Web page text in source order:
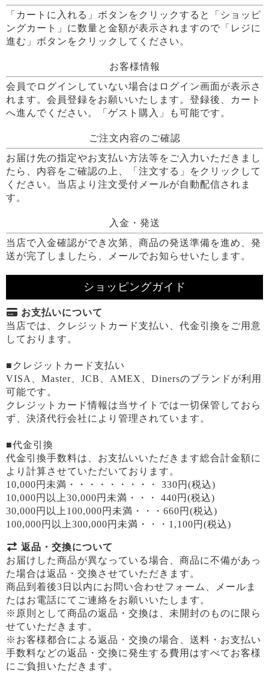
「カートに入れる」ボタンをクリックすると「ショッピ
ングカート」に数量と金額が表示されますので「レジに
進む」ボタンをクリックしてください。
お客様情報
会員でログインしていない場合はログイン画面が表示さ
れます。会員登録をお願いいたします。登録後、カート
へ進んでください。「ゲスト購入」も可能です。
ご注文内容のご確認
お届け先の指定やお支払い方法等をご入力いただきまし
たら、内容をご確認の上、「注文する」をクリックして
ください。当店より注文受付メールが自動配信されま
す。
入金・発送
当店で入金確認ができ次第、商品の発送準備を進め、発
送が完了しましたら、メールでお知らせいたします。
ショッピングガイド
お支払いについて
当店では、クレジットカード支払い、代金引換をご用意
しております。
■クレジットカード支払い
VISA、Master、JCB、AMEX、Dinersのブランドが利用
可能です。
クレジットカード情報は当サイトでは一切保管しておら
ず、決済代行会社により管理されています。
■代金引換
代金引換手数料は、お支払いいただきます総合計金額に
より計算させていただいております。
10,000円未満・・・・・・・・・ 330円(税込)
10,000円以上30,000円未満・・・ 440円(税込)
30,000円以上100,000円未満・・・660円(税込)
100,000円以上300,000円未満・・・1,100円(税込)
返品・交換について
お届けした商品が異なっている場合、商品に不備があっ
た場合は返品・交換させていただきます。
商品到着後3日以内にお問い合わせフォーム、メールま
たはお電話にてご連絡をお願いいたします。
※原則として商品の返品・交換は、未開封のものに限ら
せていただきます。
※お客様都合による返品・交換の場合、送料・お支払い
手数料などの返品・交換に発生する費用はすべてお客様
にご負担いただきます。